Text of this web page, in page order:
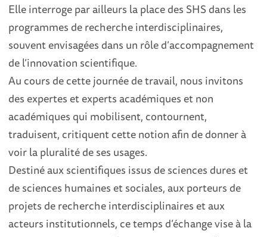
Elle interroge par ailleurs la place des SHS dans les
programmes de recherche interdisciplinaires,
souvent envisagées dans un rôle d’accompagnement
de l’innovation scientifique.
Au cours de cette journée de travail, nous invitons
des expertes et experts académiques et non
académiques qui mobilisent, contournent,
traduisent, critiquent cette notion afin de donner à
voir la pluralité de ses usages.
Destiné aux scientifiques issus de sciences dures et
de sciences humaines et sociales, aux porteurs de
projets de recherche interdisciplinaires et aux
acteurs institutionnels, ce temps d’échange vise à la